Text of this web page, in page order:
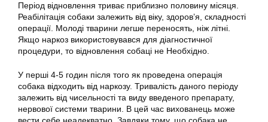
Період відновлення триває приблизно половину місяця.
Реабілітація собаки залежить від віку, здоров’я, складності
операції. Молоді тварини легше переносять, ніж літні.
Якщо наркоз використовувався для діагностичної
процедури, то відновлення собаці не Необхідно.
У перші 4-5 годин після того як проведена операція
собака відходить від наркозу. Тривалість даного періоду
залежить від чисельності та виду введеного препарату,
нервової системи тварини. В цей час вихованець може